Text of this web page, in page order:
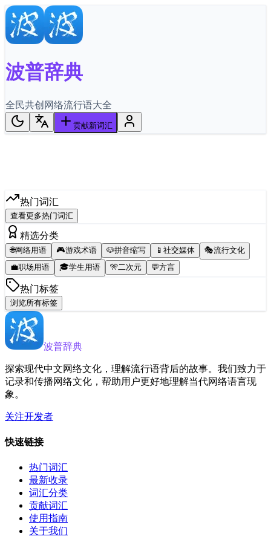
波普辞典
全民共创网络流行语大全
贡献新词汇
热门词汇
查看更多热门词汇
精选分类
🌐网络用语 🎮游戏术语 🐶拼音缩写 📱 社交媒体 🎭流行文化
💼职场用语 🎓学生用语 🎌二次元 💬方言
热门标签
浏览所有标签
波普辞典
探索现代中文网络文化，理解流行语背后的故事。我们致力于
记录和传播网络文化，帮助用户更好地理解当代网络语言现
象。
关注开发者
快速链接
热门词汇
最新收录
词汇分类
贡献词汇
使用指南
关于我们